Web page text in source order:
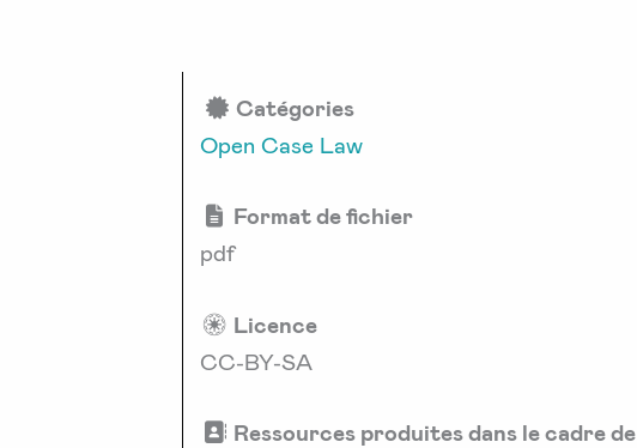
Catégories
Open Case Law
Format de fichier
pdf
Licence
CC-BY-SA
Ressources produites dans le cadre de